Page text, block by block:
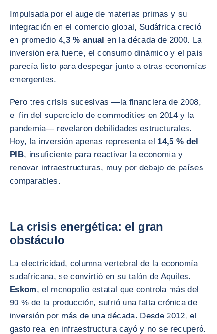
Impulsada por el auge de materias primas y su
integración en el comercio global, Sudáfrica creció
en promedio4,3 % anual en la década de 2000. La
inversión era fuerte, el consumo dinámico y el país
parecía listo para despegar junto a otras economías
emergentes.
Pero tres crisis sucesivas —la financiera de 2008,
el fin del superciclo de commodities en 2014 y la
pandemia— revelaron debilidades estructurales.
Hoy, la inversión apenas representa el 14,5 % del
PIB, insuficiente para reactivar la economía y
renovar infraestructuras, muy por debajo de países
comparables.
La crisis energética: el gran
obstáculo
La electricidad, columna vertebral de la economía
sudafricana, se convirtió en su talón de Aquiles.
Eskom, el monopolio estatal que controla más del
90 % de la producción, sufrió una falta crónica de
inversión por más de una década. Desde 2012, el
gasto real en infraestructura cayó y no se recuperó.